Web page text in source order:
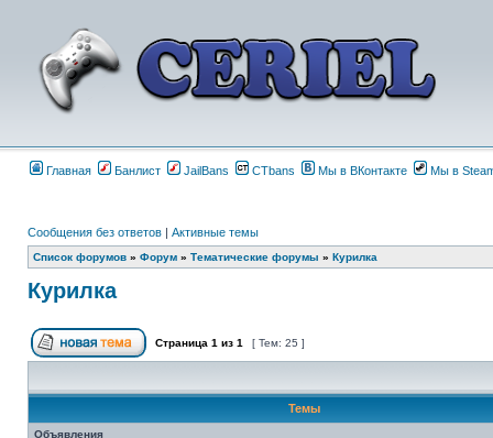
Главная Банлист JailBans CTbans Мы в ВКонтакте Мы в
Сообщения без ответов | Активные темы
Список форумов » Форум » Тематические форумы » Курилка
Курилка
Страница 1 из 1 [ Тем: 25 ]
Темы
Объявления